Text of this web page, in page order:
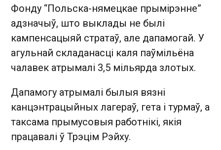
Фонду “Польска-нямецкае прымірэнне”
адзначыў, што выклады не былі
кампенсацыяй стратаў, але дапамогай. У
агульнай складанасці каля паўмільёна
чалавек атрымалі 3,5 мільярда злотых.
Дапамогу атрымалі былыя вязні
канцэнтрацыйных лагераў, гета і турмаў, а
таксама прымусовыя работнікі, якія
працавалі ў Трэцім Рэйху.